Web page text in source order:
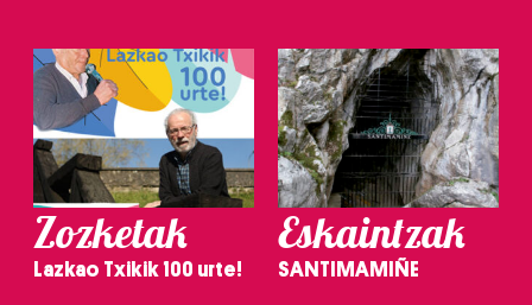
Zozketak
Lazkao Txikik 100 urte!
Eskaintzak
SANTIMAMIÑE